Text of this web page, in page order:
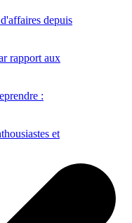
depuis
rapport aux
:
et